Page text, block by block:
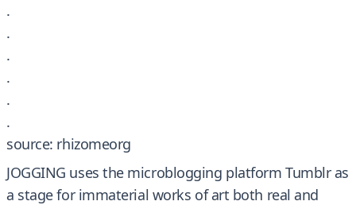
.
.
.
.
.
.
source: rhizomeorg
JOGGING uses the microblogging platform Tumblr as
a stage for immaterial works of art both real and